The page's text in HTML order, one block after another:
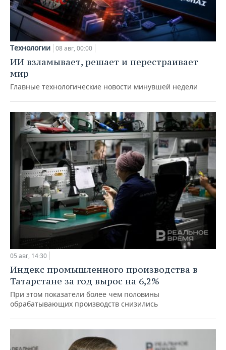
Технологии 08 авг, 00:00
ИИ взламывает, решает и перестраивает
мир
Главные технологические новости минувшей недели
05 авг, 14:30
Индекс промышленного производства в
Татарстане за год вырос на 6,2%
При этом показатели более чем половины
обрабатывающих производств снизились